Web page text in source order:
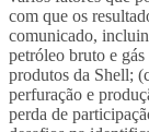
com que os
comunicado,
petróleo bruto e
produtos da Shell;
perfuração e
perda de